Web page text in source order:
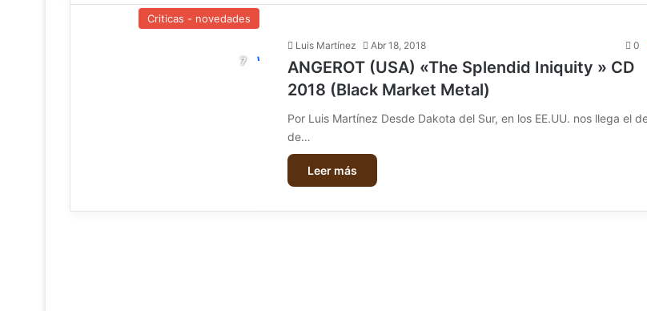
Criticas - novedades
Luis Martínez Abr 18, 2018 0
ANGEROT (USA) «The Splendid Iniquity » CD
2018 (Black Market Metal)
Por Luis Martínez Desde Dakota del Sur, en los EE.UU. nos llega el
de…
Leer más